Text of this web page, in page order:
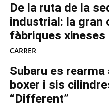
De la ruta de la
industrial: la gran
fàbriques xineses
CARRER
Subaru es rearma
boxer i sis
“Different”